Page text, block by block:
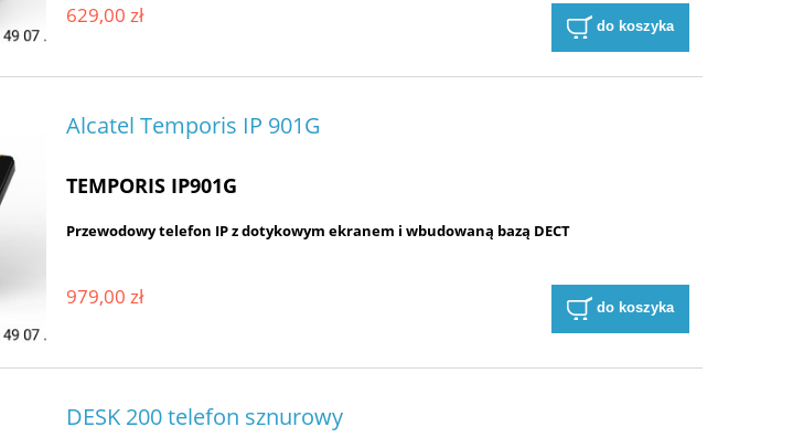
629,00 zł do koszyka
Alcatel Temporis IP 901G
TEMPORIS IP901G
Przewodowy telefon IP z dotykowym ekranem i wbudowaną bazą DECT
979,00 zł do koszyka
DESK 200 telefon sznurowy